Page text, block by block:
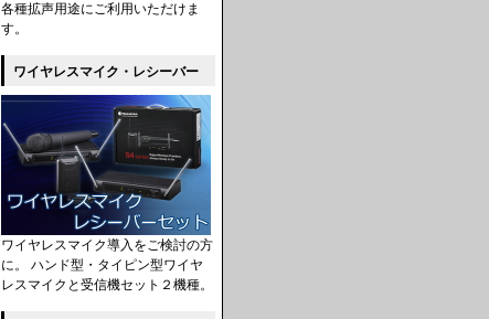
各種拡声用途にご利用いただけま
す。
ワイヤレスマイク・レシーバー
ワイヤレスマイク導入をご検討の方
に。 ハンド型・タイピン型ワイヤ
レスマイクと受信機セット２機種。